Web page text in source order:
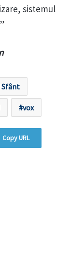
sistemul
Sfânt
vox
Copy URL